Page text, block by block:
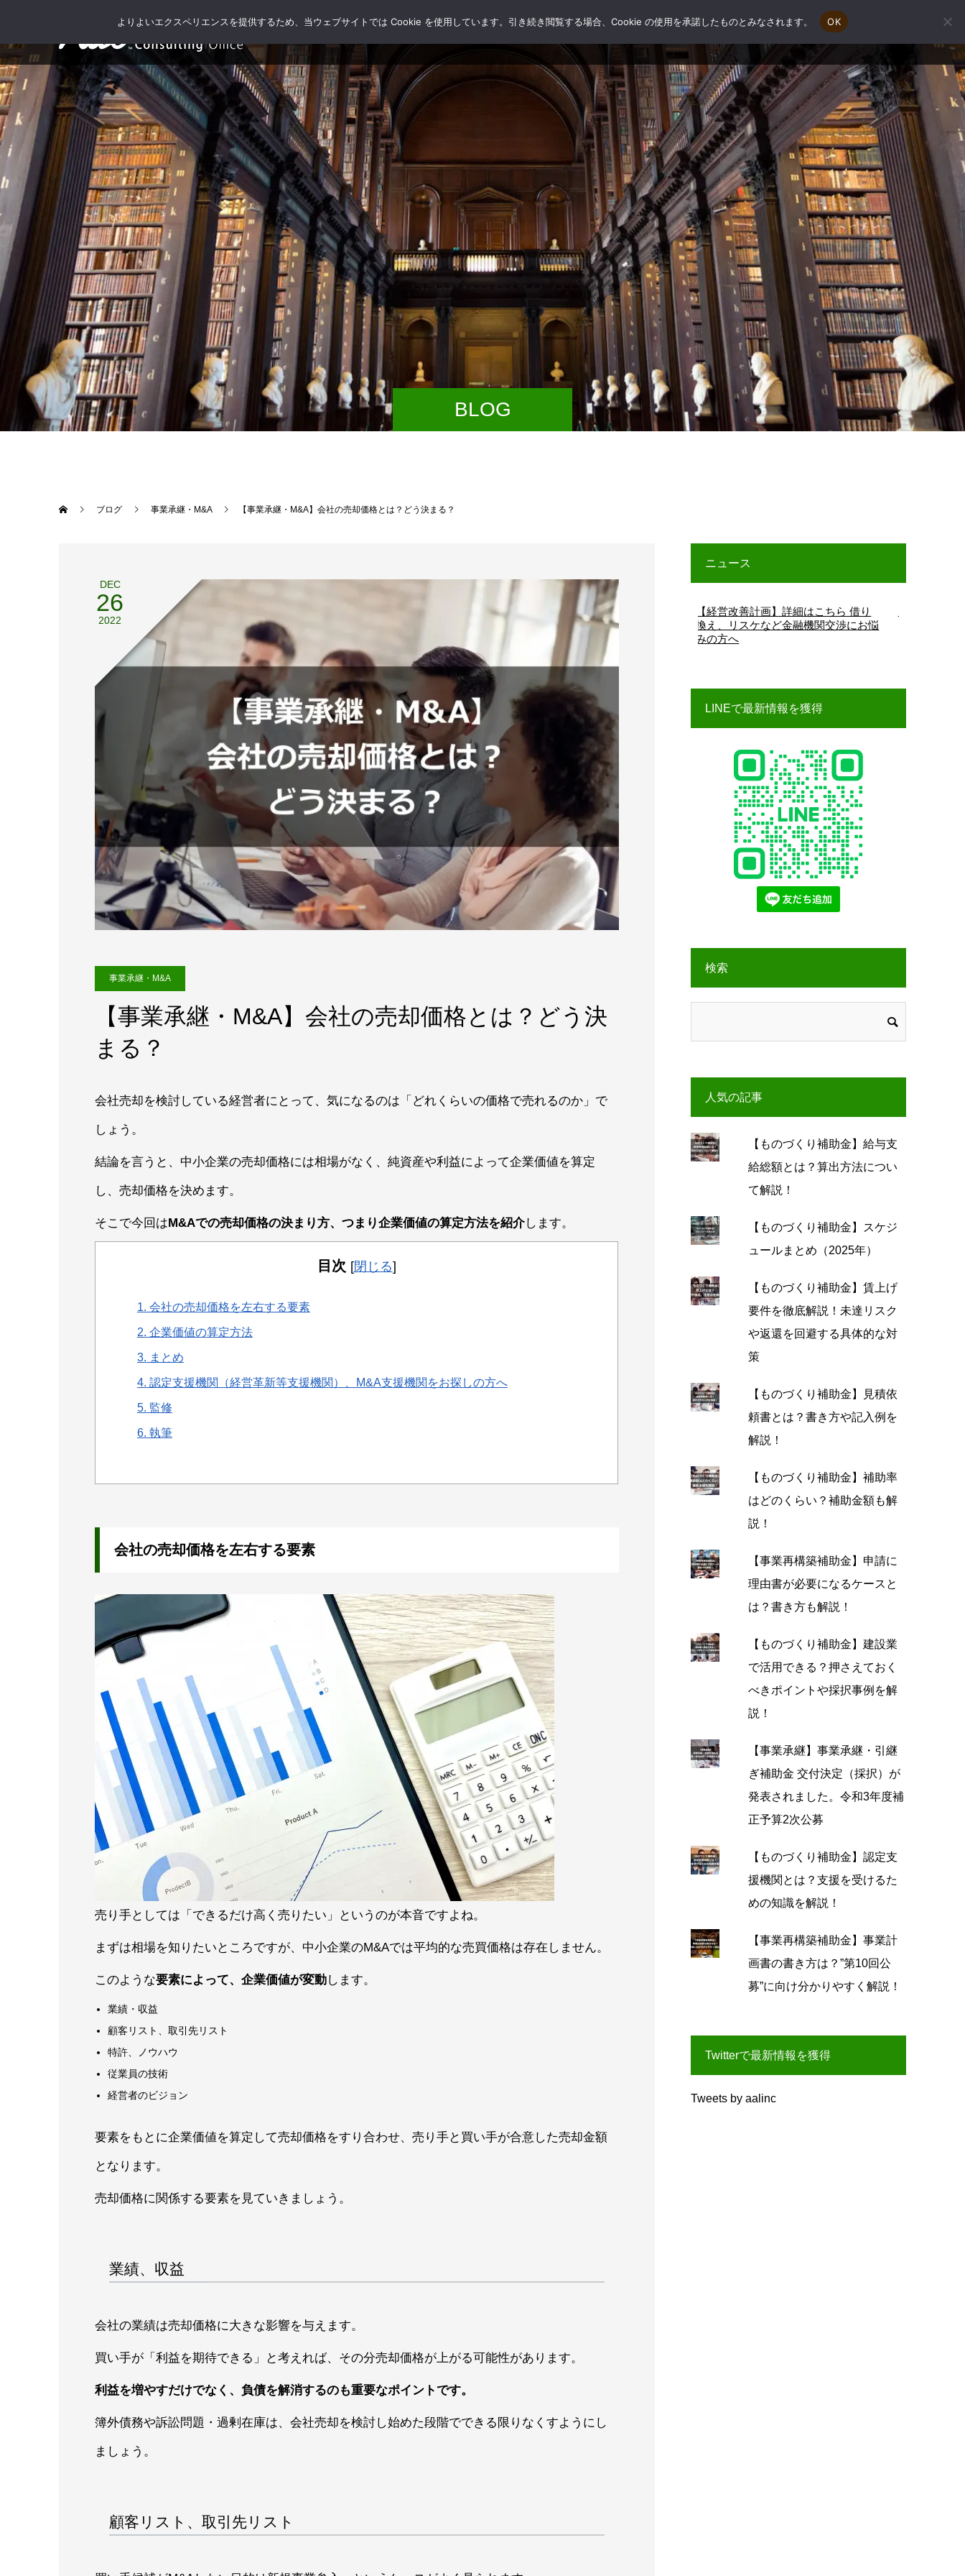
お問い合わせ
BLOG
ブログ 事業承継・M&A 【事業承継・M&A】会社の売却価格とは？どう決まる？
DEC
26
2022
事業承継・M&A
【事業承継・M&A】会社の売却価格とは？どう決
まる？
会社売却を検討している経営者にとって、気になるのは「どれくらいの価格で売れるのか」で
しょう。
結論を言うと、中小企業の売却価格には相場がなく、純資産や利益によって企業価値を算定
し、売却価格を決めます。
そこで今回は M&Aでの売却価格の決まり方、つまり企業価値の算定方法を紹介します。
目次 [閉じる]
1. 会社の売却価格を左右する要素
2. 企業価値の算定方法
3. まとめ
4. 認定支援機関（経営革新等支援機関）、M&A支援機関をお探しの方へ
5. 監修
6. 執筆
会社の売却価格を左右する要素
売り手としては「できるだけ高く売りたい」というのが本音ですよね。
まずは相場を知りたいところですが、中小企業のM&Aでは平均的な売買価格は存在しません。
このような要素によって、企業価値が変動します。
業績・収益
顧客リスト、取引先リスト
特許、ノウハウ
従業員の技術
経営者のビジョン
要素をもとに企業価値を算定して売却価格をすり合わせ、売り手と買い手が合意した売却金額
となります。
売却価格に関係する要素を見ていきましょう。
業績、収益
会社の業績は売却価格に大きな影響を与えます。
買い手が「利益を期待できる」と考えれば、その分売却価格が上がる可能性があります。
利益を増やすだけでなく、負債を解消するのも重要なポイントです。
簿外債務や訴訟問題・過剰在庫は、会社売却を検討し始めた段階でできる限りなくすようにし
ましょう。
顧客リスト、取引先リスト
ニュース
【経営改善計画】詳細はこちら 借り
換え、リスケなど金融機関交渉にお悩
【早期経営改善計画】
LINEで最新情報を獲得
検索
人気の記事
【ものづくり補助金】給与支
給総額とは？算出方法につい
て解説！
【ものづくり補助金】スケジ
ュールまとめ（2025年）
【ものづくり補助金】賃上げ
要件を徹底解説！未達リスク
や返還を回避する具体的な対
策
【ものづくり補助金】見積依
頼書とは？書き方や記入例を
解説！
【ものづくり補助金】補助率
はどのくらい？補助金額も解
説！
【事業再構築補助金】申請に
理由書が必要になるケースと
は？書き方も解説！
【ものづくり補助金】建設業
で活用できる？押さえておく
べきポイントや採択事例を解
説！
【事業承継】事業承継・引継
ぎ補助金 交付決定（採択）が
発表されました。令和3年度補
正予算2次公募
【ものづくり補助金】認定支
援機関とは？支援を受けるた
めの知識を解説！
【事業再構築補助金】事業計
画書の書き方は？”第10回公
募”に向け分かりやすく解説！
Twitterで最新情報を獲得
Tweets by aalinc
よりよいエクスペリエンスを提供するため、当ウェブサイトでは Cookie を使用しています。引き続き閲覧する場合、Cookie の使用を承諾したものとみなされます。 OK